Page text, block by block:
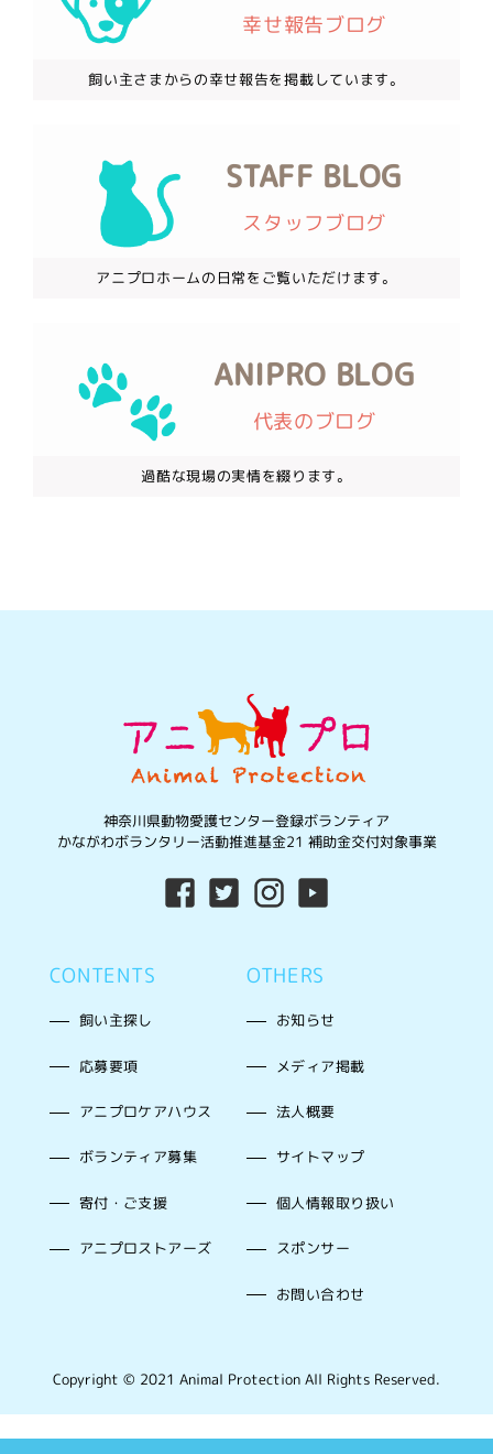
幸せ報告ブログ
飼い主さまからの幸せ報告を掲載しています。
STAFF BLOG
スタッフブログ
アニプロホームの日常をご覧いただけます。
ANIPRO BLOG
代表のブログ
過酷な現場の実情を綴ります。
CONTENTS
飼い主探し
応募要項
アニプロケアハウス
ボランティア募集
寄付・ご支援
アニプロストアーズ
神奈川県動物愛護センター登録ボランティア
かながわボランタリー活動推進基金21 補助金交付対象事業
OTHERS
お知らせ
メディア掲載
法人概要
サイトマップ
個人情報取り扱い
スポンサー
お問い合わせ
Copyright © 2021 Animal Protection All Rights Reserved.